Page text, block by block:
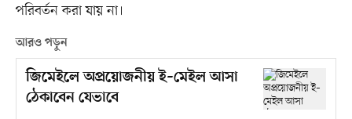
পরিবর্তন করা যায় না।
আরও পড়ুন
জিমেইলে অপ্রয়োজনীয় ই–মেইল আসা
ঠেকাবেন যেভাবে